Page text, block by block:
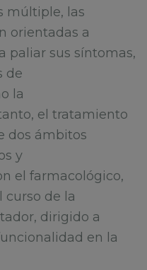
múltiple, las
orientadas a
paliar sus síntomas,
de
la
el tratamiento
dos ámbitos
y
el farmacológico,
de la
dirigido a
en la